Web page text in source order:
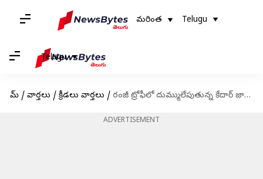
మరింత Telugu
Telugu
హోమ్ / వార్తలు / క్రీడలు వార్తలు / రంజీ ట్రోఫీలో దుమ్ములేపుతున్న కేదార్ జాదవ్
ADVERTISEMENT